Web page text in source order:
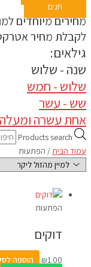
חגים
מחירים מיוחדים
לקבלת מחיר אטרקטיבי- 058-
גילאים:
שנה - שלוש
שלוש - חמש
שש - עשר
אחת עשרה ומעלה
Products search
עמוד הבית/ הפתעות
הפתעות
דוקים
₪1.00
הוספה